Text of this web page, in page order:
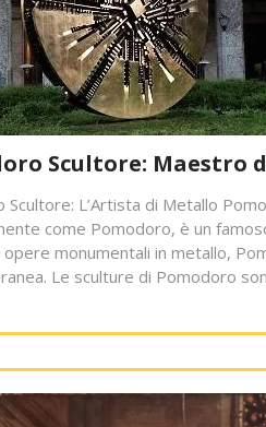
Scultore: Maestro
Scultore: L’Artista di Metallo
come Pomodoro, è un
monumentali in metallo,
Le sculture di Pomodoro